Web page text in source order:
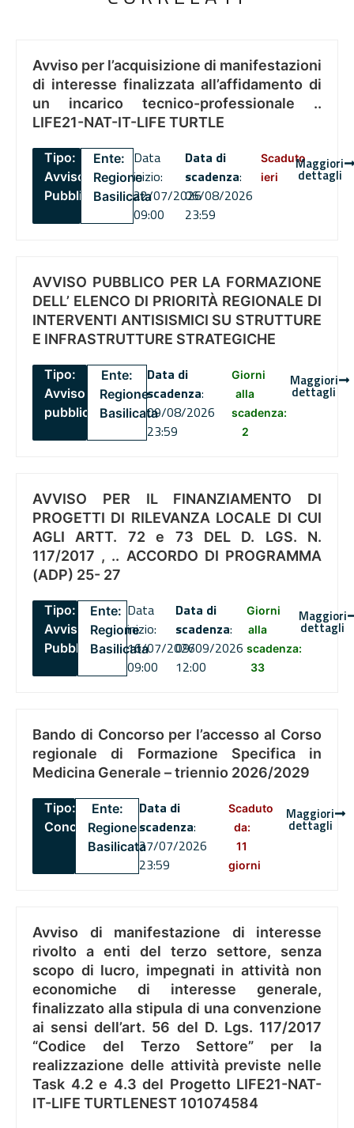
Avviso per l’acquisizione di manifestazioni
di interesse finalizzata all’affidamento di
un incarico tecnico-professionale ..
LIFE21-NAT-IT-LIFE TURTLE
Tipo:
Avviso
Pubblico
Ente:
Regione
Basilicata
Data
inizio:
22/07/2026
09:00
Data di
scadenza:
06/08/2026
23:59
Scaduto
ieri
Maggiori
dettagli
AVVISO PUBBLICO PER LA FORMAZIONE
DELL’ ELENCO DI PRIORITÀ REGIONALE DI
INTERVENTI ANTISISMICI SU STRUTTURE
E INFRASTRUTTURE STRATEGICHE
Tipo:
Avviso
pubblico
Ente:
Regione
Basilicata
Data di
scadenza:
09/08/2026
23:59
Giorni
alla
scadenza:
2
Maggiori
dettagli
AVVISO PER IL FINANZIAMENTO DI
PROGETTI DI RILEVANZA LOCALE DI CUI
AGLI ARTT. 72 e 73 DEL D. LGS. N.
117/2017 , .. ACCORDO DI PROGRAMMA
(ADP) 25- 27
Tipo:
Avviso
Pubblico
Ente:
Regione
Basilicata
Data
inizio:
16/07/2026
09:00
Data di
scadenza:
09/09/2026
12:00
Giorni
alla
scadenza:
33
Maggiori
dettagli
Bando di Concorso per l’accesso al Corso
regionale di Formazione Specifica in
Medicina Generale – triennio 2026/2029
Tipo:
Concorsi
Ente:
Regione
Basilicata
Data di
scadenza:
27/07/2026
23:59
Scaduto
da:
11
giorni
Maggiori
dettagli
Avviso di manifestazione di interesse
rivolto a enti del terzo settore, senza
scopo di lucro, impegnati in attività non
economiche di interesse generale,
finalizzato alla stipula di una convenzione
ai sensi dell’art. 56 del D. Lgs. 117/2017
“Codice del Terzo Settore” per la
realizzazione delle attività previste nelle
Task 4.2 e 4.3 del Progetto LIFE21-NAT-
IT-LIFE TURTLENEST 101074584